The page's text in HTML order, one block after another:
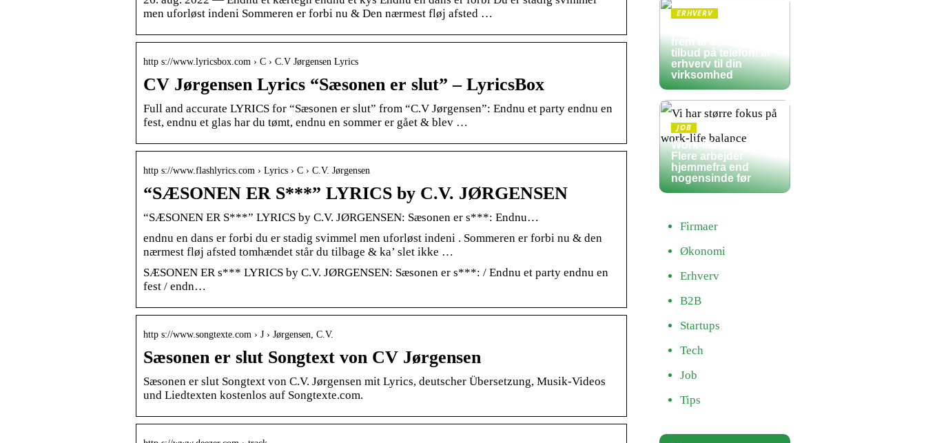
men uforløst indeni Sommeren er forbi nu & Den nærmest fløj afsted …
http s://www.lyricsbox.com › C › C.V Jørgensen Lyrics
CV Jørgensen Lyrics “Sæsonen er slut” – LyricsBox
Full and accurate LYRICS for “Sæsonen er slut” from “C.V Jørgensen”: Endnu et party endnu en
fest, endnu et glas har du tømt, endnu en sommer er gået & blev …
http s://www.flashlyrics.com › Lyrics › C › C.V. Jørgensen
“SÆSONEN ER S***” LYRICS by C.V. JØRGENSEN
“SÆSONEN ER S***” LYRICS by C.V. JØRGENSEN: Sæsonen er s***: Endnu…
endnu en dans er forbi du er stadig svimmel men uforløst indeni . Sommeren er forbi nu & den
nærmest fløj afsted tomhændet står du tilbage & ka’ slet ikke …
SÆSONEN ER s*** LYRICS by C.V. JØRGENSEN: Sæsonen er s***: / Endnu et party endnu en
fest / endn…
http s://www.songtexte.com › J › Jørgensen, C.V.
Sæsonen er slut Songtext von CV Jørgensen
Sæsonen er slut Songtext von C.V. Jørgensen mit Lyrics, deutscher Übersetzung, Musik-Videos
und Liedtexten kostenlos auf Songtexte.com.
ERHVERV
frem til det bedste
tilbud på telefoni til
erhverv til din
virksomhed
JOB
Work-life balance:
Flere arbejder
hjemmefra end
nogensinde før
Firmaer
Økonomi
Erhverv
B2B
Startups
Tech
Job
Tips